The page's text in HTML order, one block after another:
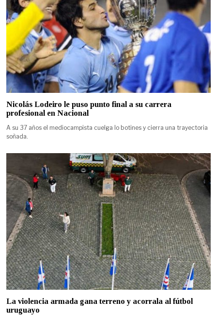
Nicolás Lodeiro le puso punto final a su carrera
profesional en Nacional
A su 37 años el mediocampista cuelga lo botines y cierra una trayectoria
soñada.
La violencia armada gana terreno y acorrala al fútbol
uruguayo